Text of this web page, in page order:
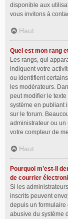
disponible aux
vous invitons à
Haut
Quel est mon rang
Les rangs, qui
indiquent votre
ou identifient
les modérateurs.
peut modifier le
système en publiant
sur le forum.
administrateur ou
votre compteur de
Haut
Pourquoi m’est-il
de courrier
Si les
inscrits peuvent
depuis un formulaire
abusive du système